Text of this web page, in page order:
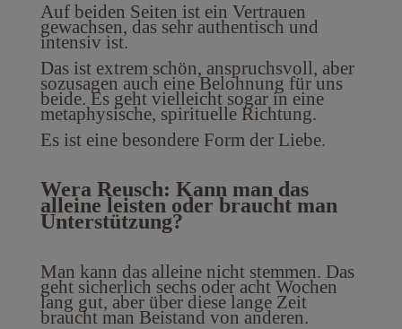
Auf beiden Seiten ist ein Vertrauen
gewachsen, das sehr authentisch und
intensiv ist.
Das ist extrem schön, anspruchsvoll, aber
sozusagen auch eine Belohnung für uns
beide. Es geht vielleicht sogar in eine
metaphysische, spirituelle Richtung.
Es ist eine besondere Form der Liebe.
Wera Reusch: Kann man das
alleine leisten oder braucht man
Unterstützung?
Man kann das alleine nicht stemmen. Das
geht sicherlich sechs oder acht Wochen
lang gut, aber über diese lange Zeit
braucht man Beistand von anderen.